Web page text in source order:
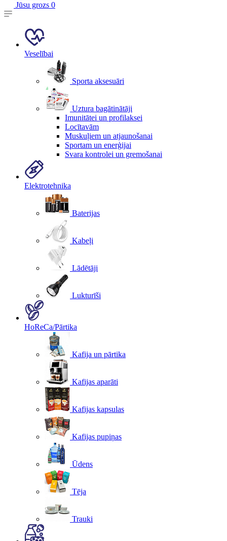
Jūsu grozs 0
Veselībai
Sporta aksesuāri
Uztura bagātinātāji
Imunitātei un profilaksei
Locītavām
Muskuļiem un atjaunošanai
Sportam un enerģijai
Svara kontrolei un gremošanai
Elektrotehnika
Baterijas
Kabeļi
Lādētāji
Lukturīši
HoReCa/Pārtika
Kafija un pārtika
Kafijas aparāti
Kafijas kapsulas
Kafijas pupiņas
Ūdens
Tēja
Trauki